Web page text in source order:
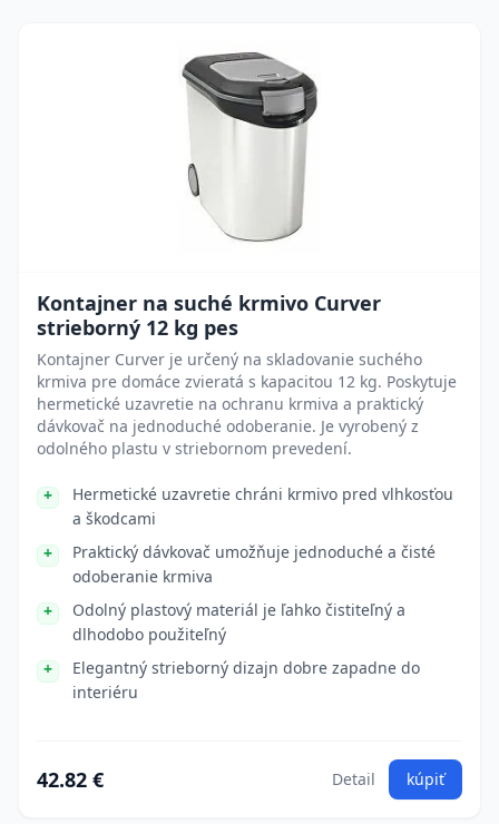
Kontajner na suché krmivo Curver
strieborný 12 kg pes
Kontajner Curver je určený na skladovanie suchého
krmiva pre domáce zvieratá s kapacitou 12 kg. Poskytuje
hermetické uzavretie na ochranu krmiva a praktický
dávkovač na jednoduché odoberanie. Je vyrobený z
odolného plastu v striebornom prevedení.
Hermetické uzavretie chráni krmivo pred vlhkosťou
a škodcami
Praktický dávkovač umožňuje jednoduché a čisté
odoberanie krmiva
Odolný plastový materiál je ľahko čistiteľný a
dlhodobo použiteľný
Elegantný strieborný dizajn dobre zapadne do
interiéru
42.82 € Detail kúpiť